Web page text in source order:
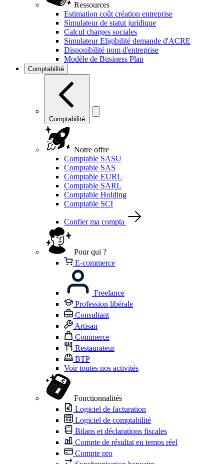
Ressources
Estimation coût création entreprise
Simulateur de statut juridique
Calcul charges sociales
Simulateur Eligibilité demande d'ACRE
Disponibilité nom d'entreprise
Modèle de Business Plan
Comptabilité
Comptabilité
Notre offre
Comptable SASU
Comptable SAS
Comptable EURL
Comptable SARL
Comptable Holding
Comptable SCI
Confier ma compta
Pour qui ?
E-commerce
Freelance
Profession libérale
Consultant
Artisan
Commerce
Restaurateur
BTP
Voir toutes nos activités
Fonctionnalités
Logiciel de facturation
Logiciel de comptabilité
Bilans et déclarations fiscales
Compte de résultat en temps réel
Compte pro